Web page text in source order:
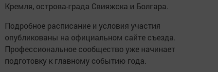
Кремля, острова-града Свияжска и Болгара.
Подробное расписание и условия участия
опубликованы на официальном сайте съезда.
Профессиональное сообщество уже начинает
подготовку к главному событию года.